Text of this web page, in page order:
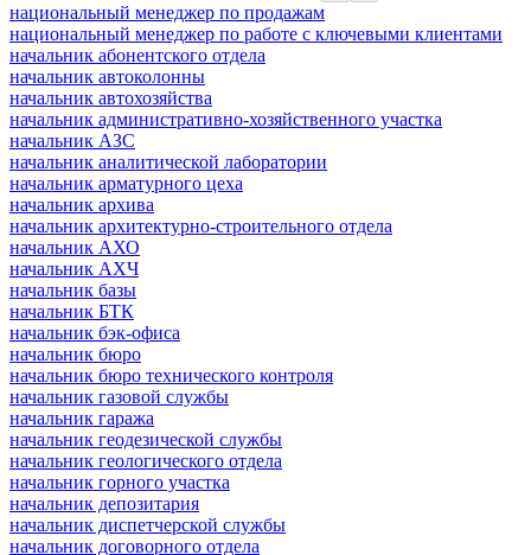
национальный менеджер по продажам
национальный менеджер по работе с ключевыми клиентами
начальник абонентского отдела
начальник автоколонны
начальник автохозяйства
начальник административно-хозяйственного участка
начальник АЗС
начальник аналитической лаборатории
начальник арматурного цеха
начальник архива
начальник архитектурно-строительного отдела
начальник АХО
начальник АХЧ
начальник базы
начальник БТК
начальник бэк-офиса
начальник бюро
начальник бюро технического контроля
начальник газовой службы
начальник гаража
начальник геодезической службы
начальник геологического отдела
начальник горного участка
начальник депозитария
начальник диспетчерской службы
начальник договорного отдела